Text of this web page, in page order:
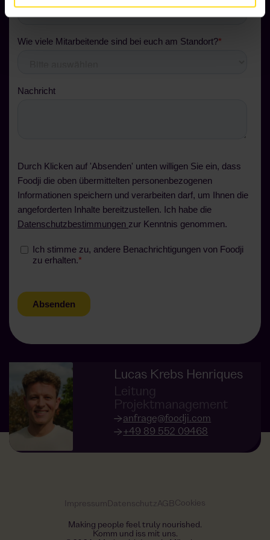
Lucas Krebs Henriques
Leitung
Projektmanagement
anfrage@foodji.com
+49 89 552 09468
Impressum DatenschutzAGBCookies
Making people feel truly nourished.
Komm und iss mit uns.